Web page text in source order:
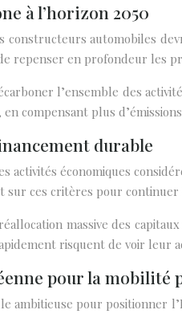
à l’horizon 2050
automobiles
repenser en profondeur les
l’ensemble des
compensant plus
durable
activités économiques
ces critères pour
massive des
risquent de voir leur
pour la mobilité
ambitieuse pour positionner